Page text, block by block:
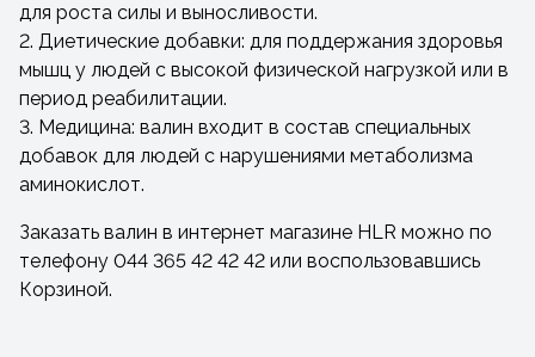
для роста силы и выносливости.
2. Диетические добавки: для поддержания здоровья
мышц у людей с высокой физической нагрузкой или в
период реабилитации.
3. Медицина: валин входит в состав специальных
добавок для людей с нарушениями метаболизма
аминокислот.
Заказать валин в интернет магазине HLR можно по
телефону 044 365 42 42 42 или воспользовавшись
Корзиной.